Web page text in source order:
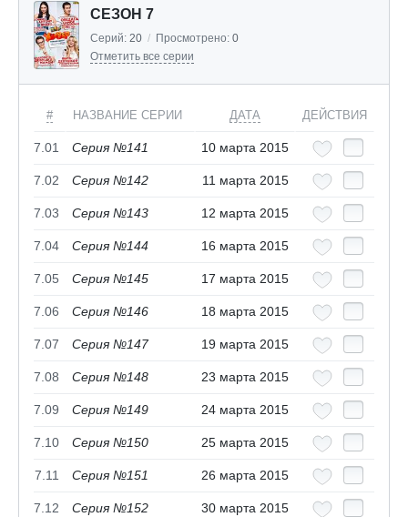
СЕЗОН 7
Серий: 20 / Просмотрено: 0
Отметить все серии
# НАЗВАНИЕ СЕРИИ ДАТА ДЕЙСТВИЯ
7.01 Серия №141 10 марта 2015
7.02 Серия №142 11 марта 2015
7.03 Серия №143 12 марта 2015
7.04 Серия №144 16 марта 2015
7.05 Серия №145 17 марта 2015
7.06 Серия №146 18 марта 2015
7.07 Серия №147 19 марта 2015
7.08 Серия №148 23 марта 2015
7.09 Серия №149 24 марта 2015
7.10 Серия №150 25 марта 2015
7.11 Серия №151 26 марта 2015
7.12 Серия №152 30 марта 2015